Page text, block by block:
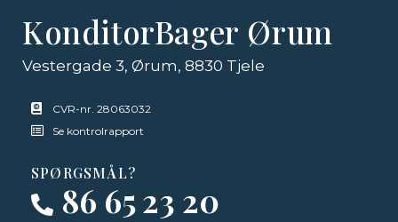
KonditorBager Ørum
Vestergade 3, Ørum, 8830 Tjele
CVR-nr. 28063032
Se kontrolrapport
SPØRGSMÅL?
86 65 23 20